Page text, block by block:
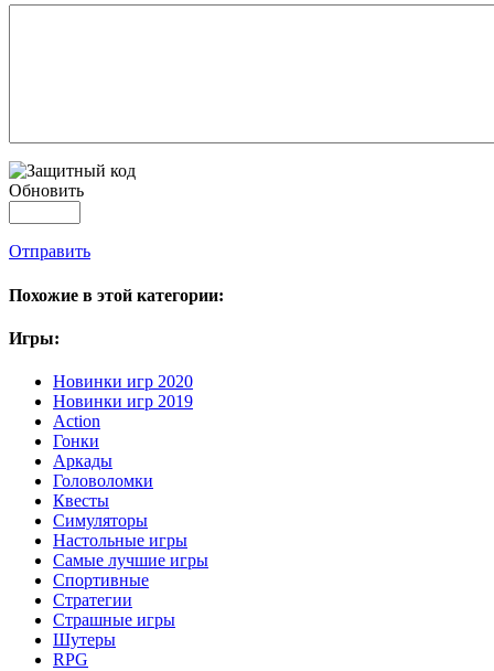
Обновить
Отправить
Похожие в этой категории:
Игры:
Новинки игр 2020
Новинки игр 2019
Action
Гонки
Аркады
Головоломки
Квесты
Симуляторы
Настольные игры
Самые лучшие игры
Спортивные
Стратегии
Страшные игры
Шутеры
RPG